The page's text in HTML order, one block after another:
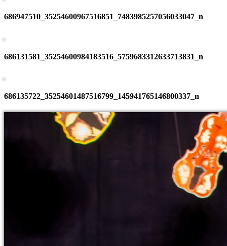
686947510_35254600967516851_7483985257056033047_n
686131581_35254600984183516_5759683312633713831_n
686135722_35254601487516799_145941765146800337_n